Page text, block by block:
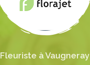
Fleuriste à Vaugneray